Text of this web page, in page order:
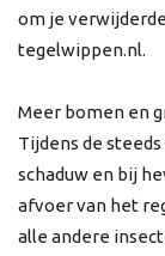
om je
tegelwippen.nl.
Meer bomen en
Tijdens de
schaduw en bij
afvoer van het
alle andere